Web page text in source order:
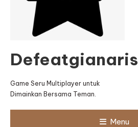
Defeatgianaris
Game Seru Multiplayer untuk
Dimainkan Bersama Teman.
Menu